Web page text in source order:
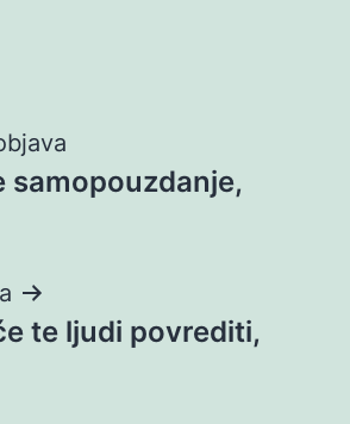
samopouzdanje,
te ljudi povrediti,